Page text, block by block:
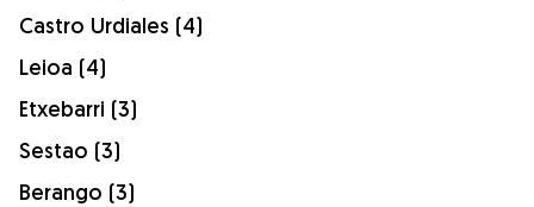
Castro Urdiales (4)
Leioa (4)
Etxebarri (3)
Sestao (3)
Berango (3)